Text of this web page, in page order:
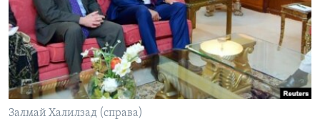
Learning English
СОЦИАЛЬНЫЕ СЕТИ
Залмай Халилзад (справа)